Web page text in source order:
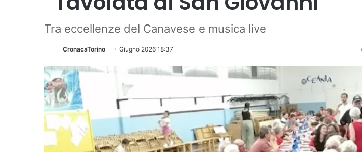
Tra eccellenze del Canavese e musica live
CronacaTorino Giugno 2026 18:37